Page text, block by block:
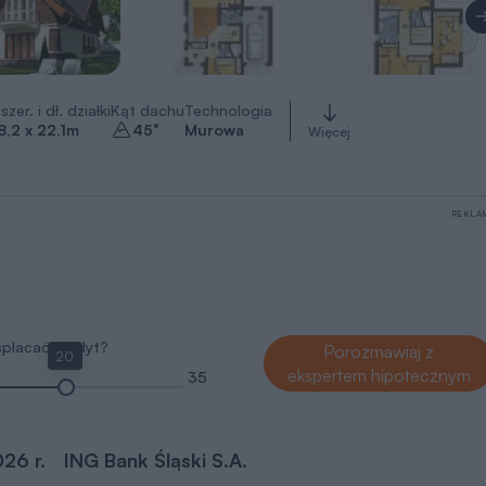
i dł. działki
x 22,1m
Kąt dachu
45°
Technologia
Murowa
Więcej
kredyt?
20
35
Porozmawiaj z
ekspertem hipotecznym
r. ING Bank Śląski S.A.